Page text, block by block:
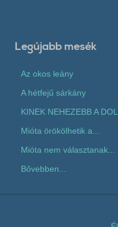
Legújabb mesék
Az okos leány
A hétfejű sárkány
KINEK NEHEZEBB A
Mióta örökölhetik a...
Mióta nem választanak...
Bővebben...